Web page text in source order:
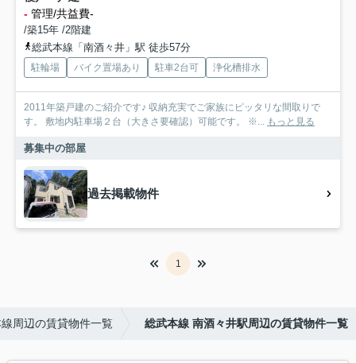
- 管理/共益費-
/築15年 /2階建
総武本線「南酒々井」駅 徒歩57分
駐輪場 バイク置場あり 駐車2台可 浄化槽排水
2011年築戸建のご紹介です♪ 収納充実でご家族にピッタリな間取りで
す。 敷地内駐車場２台（大きさ要確認）可能です。 ※... もっと見る
募集中の部屋
過去掲載物件
1
周辺の賃貸物件一覧 総武本線 南酒々井駅周辺の賃貸物件一覧